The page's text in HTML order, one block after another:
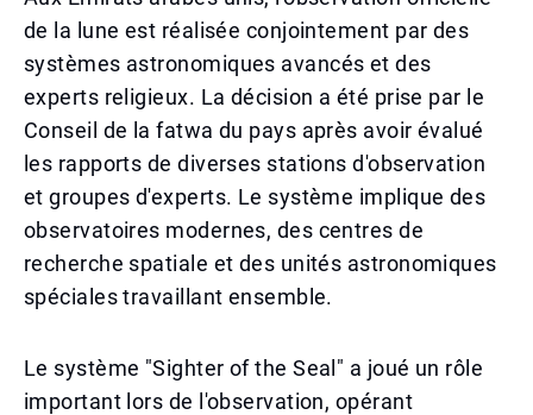
de la lune est réalisée conjointement par des
systèmes astronomiques avancés et des
experts religieux. La décision a été prise par le
Conseil de la fatwa du pays après avoir évalué
les rapports de diverses stations d'observation
et groupes d'experts. Le système implique des
observatoires modernes, des centres de
recherche spatiale et des unités astronomiques
spéciales travaillant ensemble.
Le système "Sighter of the Seal" a joué un rôle
important lors de l'observation, opérant